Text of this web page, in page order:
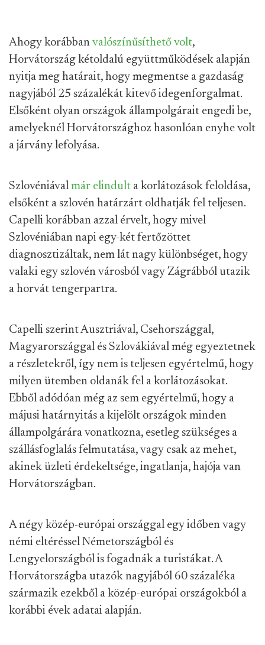
Ahogy korábban valószínűsíthető volt,
Horvátország kétoldalú együttműködések alapján
nyitja meg határait, hogy megmentse a gazdaság
nagyjából 25 százalékát kitevő idegenforgalmat.
Elsőként olyan országok állampolgárait engedi be,
amelyeknél Horvátországhoz hasonlóan enyhe volt
a járvány lefolyása.
Szlovéniával már elindult a korlátozások feloldása,
elsőként a szlovén határzárt oldhatják fel teljesen.
Capelli korábban azzal érvelt, hogy mivel
Szlovéniában napi egy-két fertőzöttet
diagnosztizáltak, nem lát nagy különbséget, hogy
valaki egy szlovén városból vagy Zágrábból utazik
a horvát tengerpartra.
Capelli szerint Ausztriával, Csehországgal,
Magyarországgal és Szlovákiával még egyeztetnek
a részletekről, így nem is teljesen egyértelmű, hogy
milyen ütemben oldanák fel a korlátozásokat.
Ebből adódóan még az sem egyértelmű, hogy a
májusi határnyitás a kijelölt országok minden
állampolgárára vonatkozna, esetleg szükséges a
szállásfoglalás felmutatása, vagy csak az mehet,
akinek üzleti érdekeltsége, ingatlanja, hajója van
Horvátországban.
A négy közép-európai országgal egy időben vagy
némi eltéréssel Németországból és
Lengyelországból is fogadnák a turistákat. A
Horvátországba utazók nagyjából 60 százaléka
származik ezekből a közép-európai országokból a
korábbi évek adatai alapján.